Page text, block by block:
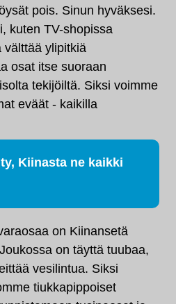
pois. Sinun hyväksesi.
kuten TV-shopissa
välttää ylipitkiä
osat itse suoraan
tekijöiltä. Siksi voimme
eväät - kaikilla
Kiinasta ne kaikki
on Kiinansetä
on täyttä tuubaa,
vesilintua. Siksi
tiukkapippoiset